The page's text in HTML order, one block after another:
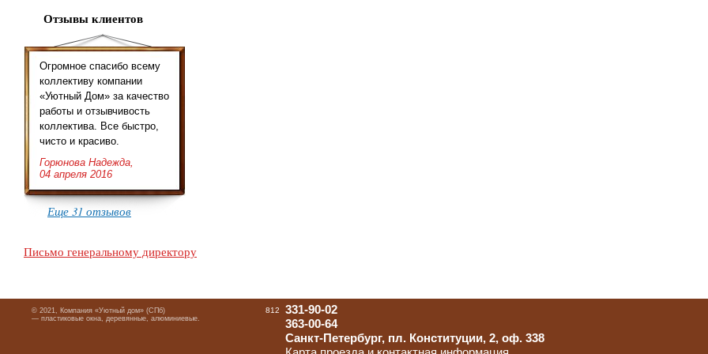
Отзывы клиентов
Еще 31 отзывов
Огромное спасибо всему
коллективу компании
«Уютный Дом» за качество
работы и отзывчивость
коллектива. Все быстро,
чисто и красиво.
Горюнова Надежда,
04 апреля 2016
Письмо генеральному директору
© 2021, Компания «Уютный дом» (СПб)
— пластиковые окна, деревянные, алюминиевые.
812
331-90-02
363-00-64
Санкт-Петербург, пл. Конституции, 2, оф. 338